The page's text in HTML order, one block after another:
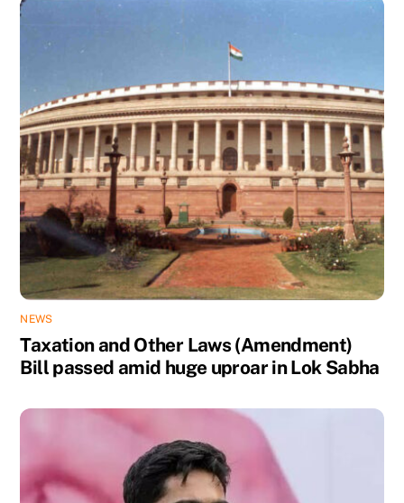
NEWS
Taxation and Other Laws (Amendment)
Bill passed amid huge uproar in Lok Sabha